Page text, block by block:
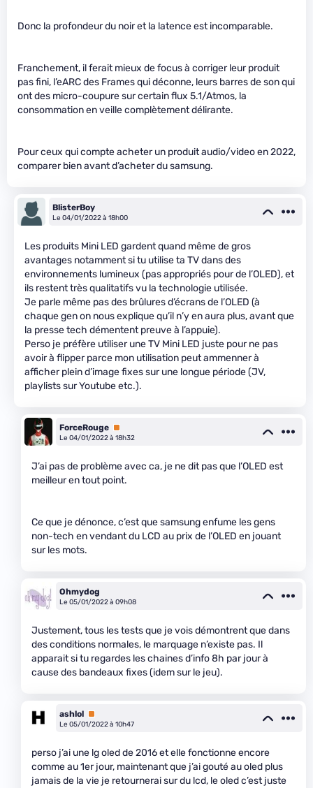
Donc la profondeur du noir et la latence est incomparable.
Franchement, il ferait mieux de focus à corriger leur produit
pas fini, l’eARC des Frames qui déconne, leurs barres de son qui
ont des micro-coupure sur certain flux 5.1/Atmos, la
consommation en veille complètement délirante.
Pour ceux qui compte acheter un produit audio/video en 2022,
comparer bien avant d’acheter du samsung.
BlisterBoy
Le 04/01/2022 à 18h00
Les produits Mini LED gardent quand même de gros
avantages notamment si tu utilise ta TV dans des
environnements lumineux (pas appropriés pour de l’OLED), et
ils restent très qualitatifs vu la technologie utilisée.
Je parle même pas des brûlures d’écrans de l’OLED (à
chaque gen on nous explique qu’il n’y en aura plus, avant que
la presse tech démentent preuve à l’appuie).
Perso je préfère utiliser une TV Mini LED juste pour ne pas
avoir à flipper parce mon utilisation peut ammenner à
afficher plein d’image fixes sur une longue période (JV,
playlists sur Youtube etc.).
ForceRouge Premium
Le 04/01/2022 à 18h32
J’ai pas de problème avec ca, je ne dit pas que l’OLED est
meilleur en tout point.
Ce que je dénonce, c’est que samsung enfume les gens
non-tech en vendant du LCD au prix de l’OLED en jouant
sur les mots.
Ohmydog
Le 05/01/2022 à 09h08
Justement, tous les tests que je vois démontrent que dans
des conditions normales, le marquage n’existe pas. Il
apparait si tu regardes les chaines d’info 8h par jour à
cause des bandeaux fixes (idem sur le jeu).
ashlol Premium
Le 05/01/2022 à 10h47
perso j’ai une lg oled de 2016 et elle fonctionne encore
comme au 1er jour, maintenant que j’ai gouté au oled plus
jamais de la vie je retournerai sur du lcd, le oled c’est juste